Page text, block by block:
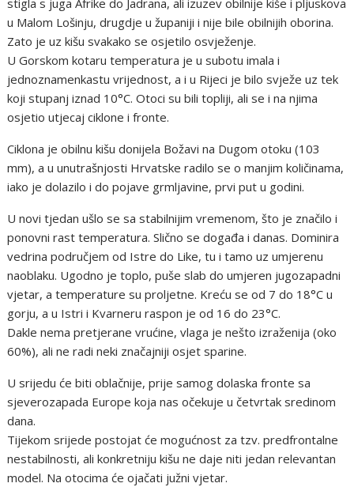
stigla s juga Afrike do Jadrana, ali izuzev obilnije kiše i pljuskova
u Malom Lošinju, drugdje u županiji i nije bile obilnijih oborina.
Zato je uz kišu svakako se osjetilo osvježenje.
U Gorskom kotaru temperatura je u subotu imala i
jednoznamenkastu vrijednost, a i u Rijeci je bilo svježe uz tek
koji stupanj iznad 10°C. Otoci su bili topliji, ali se i na njima
osjetio utjecaj ciklone i fronte.
Ciklona je obilnu kišu donijela Božavi na Dugom otoku (103
mm), a u unutrašnjosti Hrvatske radilo se o manjim količinama,
iako je dolazilo i do pojave grmljavine, prvi put u godini.
U novi tjedan ušlo se sa stabilnijim vremenom, što je značilo i
ponovni rast temperatura. Slično se događa i danas. Dominira
vedrina područjem od Istre do Like, tu i tamo uz umjerenu
naoblaku. Ugodno je toplo, puše slab do umjeren jugozapadni
vjetar, a temperature su proljetne. Kreću se od 7 do 18°C u
gorju, a u Istri i Kvarneru raspon je od 16 do 23°C.
Dakle nema pretjerane vrućine, vlaga je nešto izraženija (oko
60%), ali ne radi neki značajniji osjet sparine.
U srijedu će biti oblačnije, prije samog dolaska fronte sa
sjeverozapada Europe koja nas očekuje u četvrtak sredinom
dana.
Tijekom srijede postojat će mogućnost za tzv. predfrontalne
nestabilnosti, ali konkretniju kišu ne daje niti jedan relevantan
model. Na otocima će ojačati južni vjetar.